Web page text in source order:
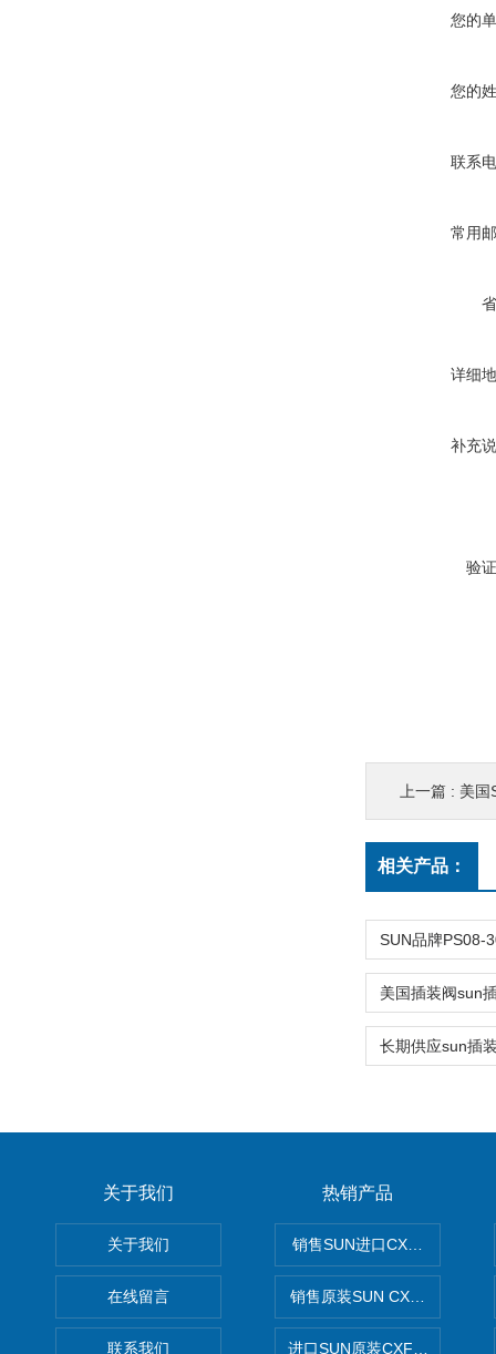
您的
您的
联系
常用
详细
补充
验
上一篇 : 美国
相关产品：
关于我们
关于我们
在线留言
联系我们
热销产品
销售SUN进口CXGDXCN插
销售原装SUN CXJAXCN全
进口SUN原装CXFAXCN导压